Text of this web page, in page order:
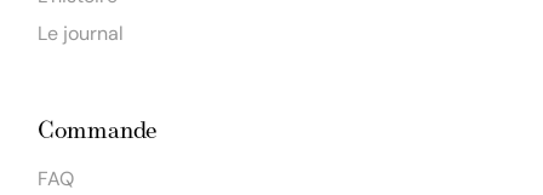
Le journal
Commande
FAQ